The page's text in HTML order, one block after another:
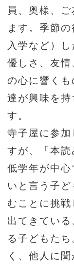
員、奥様、
ます。季節
入学など）
優しさ、友
の心に響く
達が興味を
す。
寺子屋に参
すが、「本
低学年が中
いと言う子
むことに挑
出てきてい
る子どもた
く、他人に